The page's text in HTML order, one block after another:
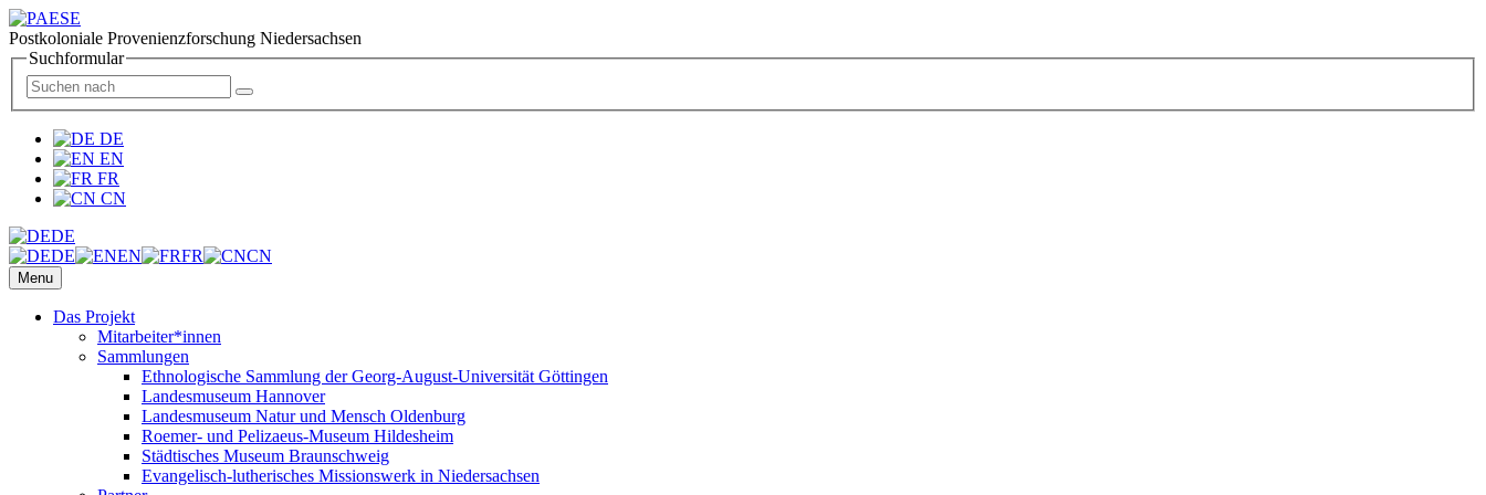
Postkoloniale Provenienzforschung Niedersachsen
Suchformular
DE
EN
FR
CN
DE
DE
EN FR CN
Menu
Das Projekt
Mitarbeiter*innen
Sammlungen
Ethnologische Sammlung der Georg-August-Universität Göttingen
Landesmuseum Hannover
Landesmuseum Natur und Mensch Oldenburg
Roemer- und Pelizaeus-Museum Hildesheim
Städtisches Museum Braunschweig
Evangelisch-lutherisches Missionswerk in Niedersachsen